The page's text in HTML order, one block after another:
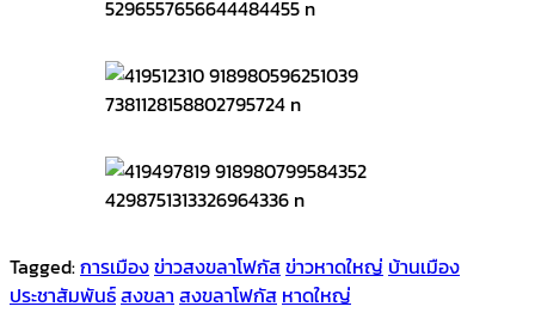
Tagged:การเมืองข่าวสงขลาโฟกัสข่าวหาดใหญ่ บ้านเมือง
ประชาสัมพันธ์สงขลา สงขลาโฟกัส หาดใหญ่